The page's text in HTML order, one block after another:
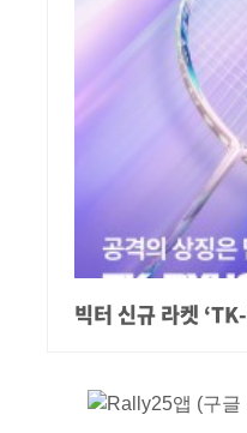
빅터 신규 라켓